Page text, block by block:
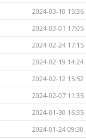
2024-03-10 15:36
2024-03-01 17:05
2024-02-24 17:15
2024-02-19 14:24
2024-02-12 15:52
2024-02-07 11:35
2024-01-30 16:35
2024-01-24 09:30